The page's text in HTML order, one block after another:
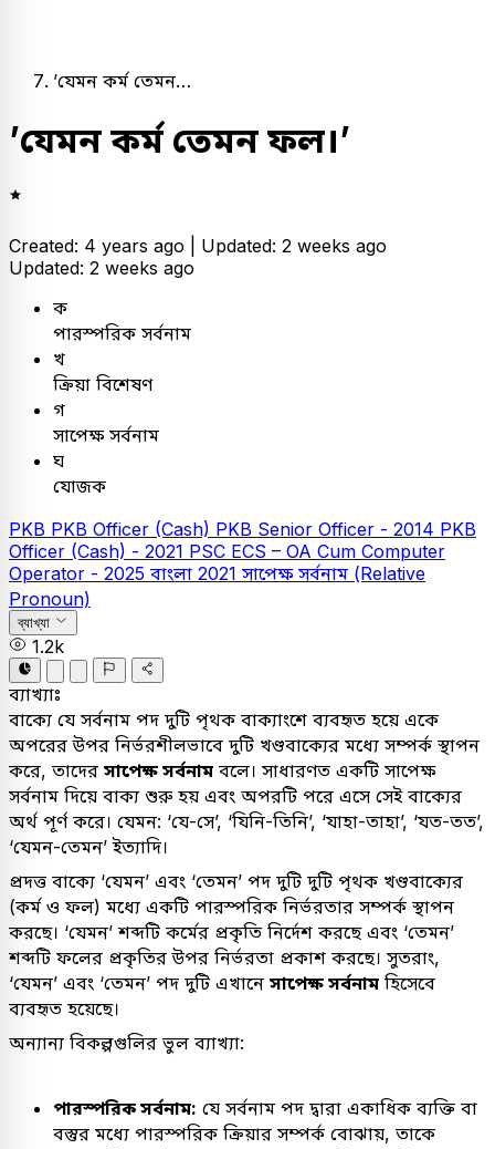
’যেমন কর্ম তেমন…
’যেমন কর্ম তেমন ফল।’
Created: 4 years ago | Updated: 2 weeks ago
Updated: 2 weeks ago
ক
পারস্পরিক সর্বনাম
খ
ক্রিয়া বিশেষণ
গ
সাপেক্ষ সর্বনাম
ঘ
যোজক
PKB PKB Officer (Cash) PKB Senior Officer - 2014 PKB
Officer (Cash) - 2021 PSC ECS – OA Cum Computer
Operator - 2025 বাংলা 2021 সাপেক্ষ সর্বনাম (Relative
Pronoun)
ব্যাখ্যা
1.2k
ব্যাখ্যাঃ
বাক্যে যে সর্বনাম পদ দুটি পৃথক বাক্যাংশে ব্যবহৃত হয়ে একে
অপরের উপর নির্ভরশীলভাবে দুটি খণ্ডবাক্যের মধ্যে সম্পর্ক স্থাপন
করে, তাদের সাপেক্ষ সর্বনাম বলে। সাধারণত একটি সাপেক্ষ
সর্বনাম দিয়ে বাক্য শুরু হয় এবং অপরটি পরে এসে সেই বাক্যের
অর্থ পূর্ণ করে। যেমন: ‘যে-সে’, ‘যিনি-তিনি’, ‘যাহা-তাহা’, ‘যত-তত’,
‘যেমন-তেমন’ ইত্যাদি।
প্রদত্ত বাক্যে ‘যেমন’ এবং ‘তেমন’ পদ দুটি দুটি পৃথক খণ্ডবাক্যের
(কর্ম ও ফল) মধ্যে একটি পারস্পরিক নির্ভরতার সম্পর্ক স্থাপন
করছে। ‘যেমন’ শব্দটি কর্মের প্রকৃতি নির্দেশ করছে এবং ‘তেমন’
শব্দটি ফলের প্রকৃতির উপর নির্ভরতা প্রকাশ করছে। সুতরাং,
‘যেমন’ এবং ‘তেমন’ পদ দুটি এখানে সাপেক্ষ সর্বনাম হিসেবে
ব্যবহৃত হয়েছে।
অন্যান্য বিকল্পগুলির ভুল ব্যাখ্যা:
পারস্পরিক সর্বনাম: যে সর্বনাম পদ দ্বারা একাধিক ব্যক্তি বা
বস্তুর মধ্যে পারস্পরিক ক্রিয়ার সম্পর্ক বোঝায়, তাকে